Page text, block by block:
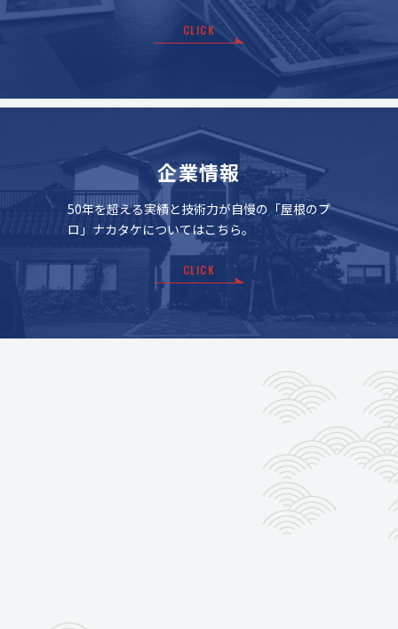
CLICK
企業情報
50年を超える実績と技術力が自慢の「屋根のプ
ロ」ナカタケについてはこちら。
CLICK